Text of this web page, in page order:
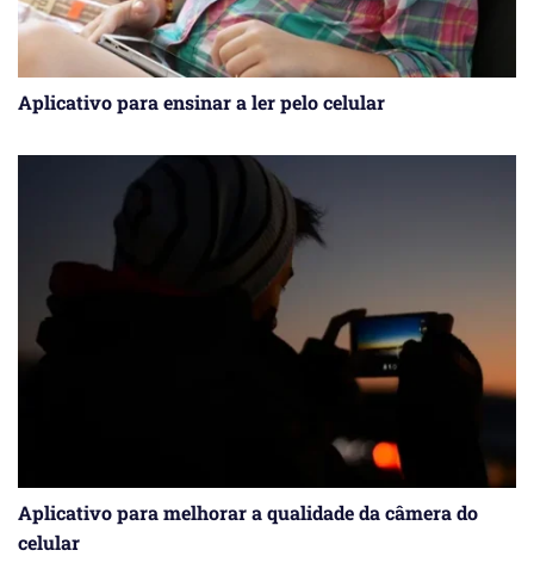
Aplicativo para ensinar a ler pelo celular
Aplicativo para melhorar a qualidade da câmera do
celular